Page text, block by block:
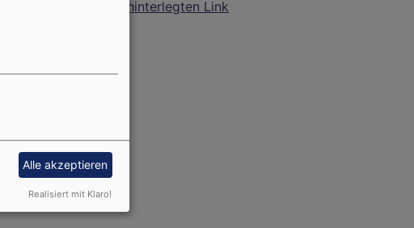
hinterlegten Link
Alle akzeptieren
Realisiert mit Klaro!